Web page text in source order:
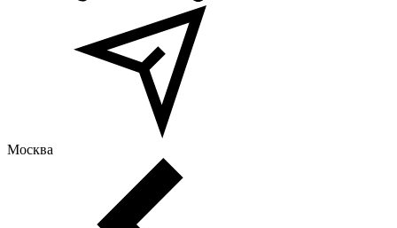
Москва